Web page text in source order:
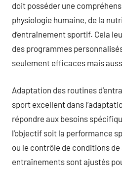
doit posséder une
physiologie humaine, de la
d’entraînement sportif. Cela
des programmes
seulement efficaces mais
Adaptation des routines
sport excellent dans
répondre aux besoins
l’objectif soit la performance
ou le contrôle de conditions
entraînements sont ajustés